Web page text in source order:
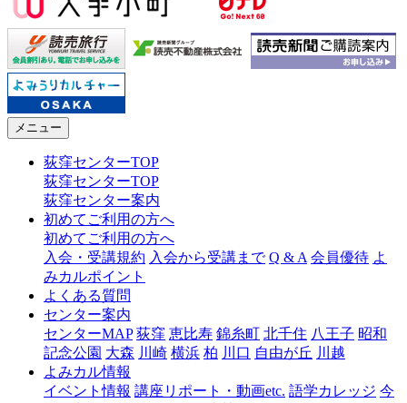
メニュー
荻窪センターTOP
荻窪センターTOP
荻窪センター案内
初めてご利用の方へ
初めてご利用の方へ
入会・受講規約 入会から受講まで Q & A 会員優待 よ
みカルポイント
よくある質問
センター案内
センターMAP 荻窪 恵比寿 錦糸町 北千住 八王子 昭和
記念公園 大森 川崎 横浜 柏 川口 自由が丘 川越
よみカル情報
イベント情報 講座リポート・動画etc. 語学カレッジ 今